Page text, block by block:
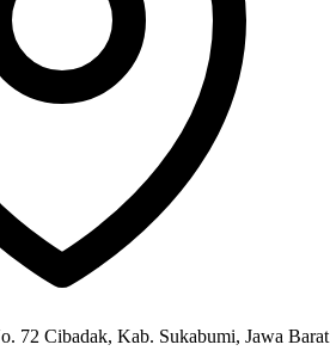
72 Cibadak, Kab. Sukabumi, Jawa Barat